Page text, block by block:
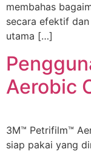
membahas
secara efektif
utama […]
Aerobic
3M™ Petrifilm™
siap pakai yang